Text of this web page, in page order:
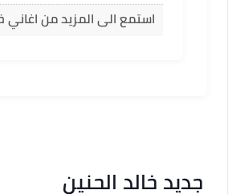
استمع الى المزيد من اغاني
جديد خالد الحنين